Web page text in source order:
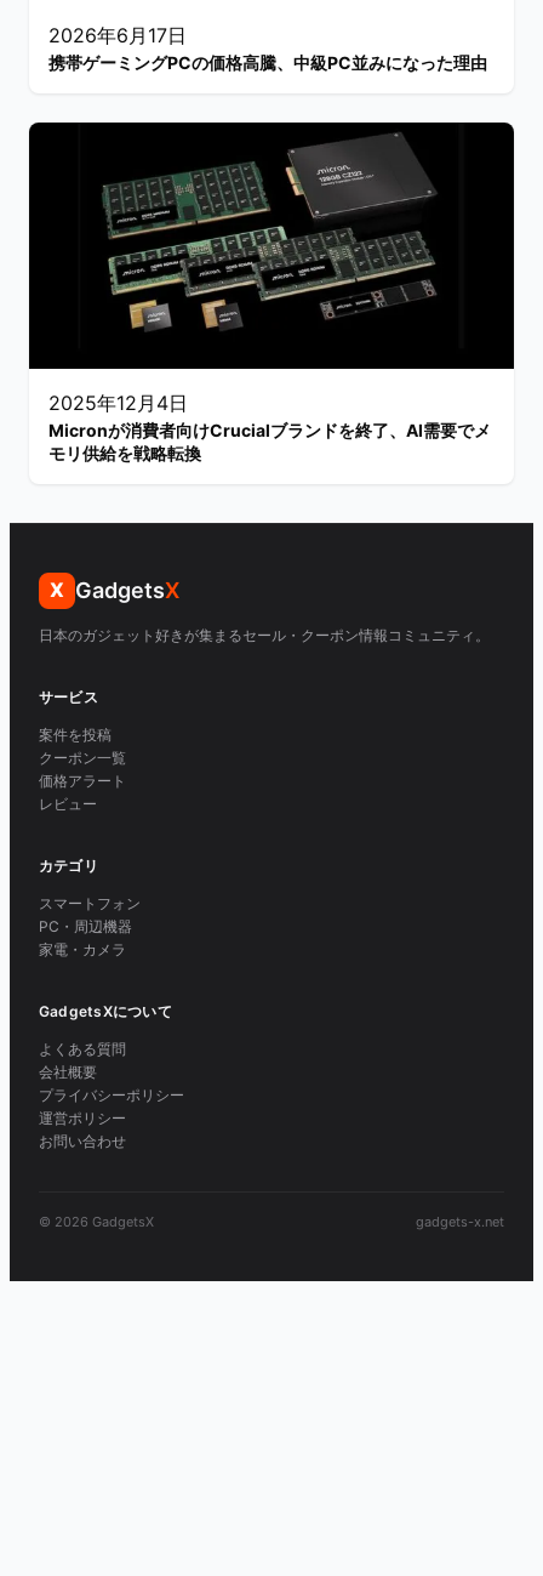
2026年6月17日
携帯ゲーミングPCの価格高騰、中級PC並みになった理由
2025年12月4日
Micronが消費者向けCrucialブランドを終了、AI需要でメ
モリ供給を戦略転換
X GadgetsX
日本のガジェット好きが集まるセール・クーポン情報コミュニティ。
サービス
案件を投稿
クーポン一覧
価格アラート
レビュー
カテゴリ
スマートフォン
PC・周辺機器
家電・カメラ
GadgetsXについて
よくある質問
会社概要
プライバシーポリシー
運営ポリシー
お問い合わせ
© 2026 GadgetsX gadgets-x.net